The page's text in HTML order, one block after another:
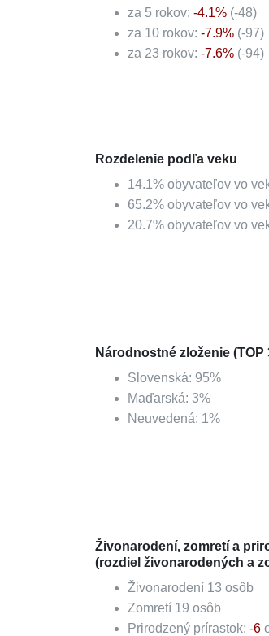
za 5 rokov: -4.1% (-48)
za 10 rokov: -7.9% (-97)
za 23 rokov: -7.6% (-94)
Rozdelenie podľa veku
14.1% obyvateľov vo
65.2% obyvateľov vo
20.7% obyvateľov vo
Národnostné zloženie (TOP
Slovenská: 95%
Maďarská: 3%
Neuvedená: 1%
Živonarodení, zomretí a
(rozdiel živonarodených a
Živonarodení 13 osôb
Zomretí 19 osôb
Prirodzený prírastok: -6